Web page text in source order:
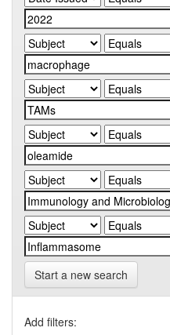
Start a new search
Add filters: